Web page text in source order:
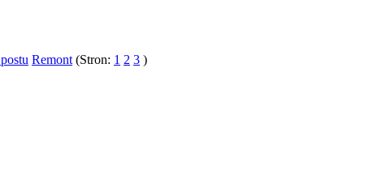
Remont (Stron: 1 2 3 )